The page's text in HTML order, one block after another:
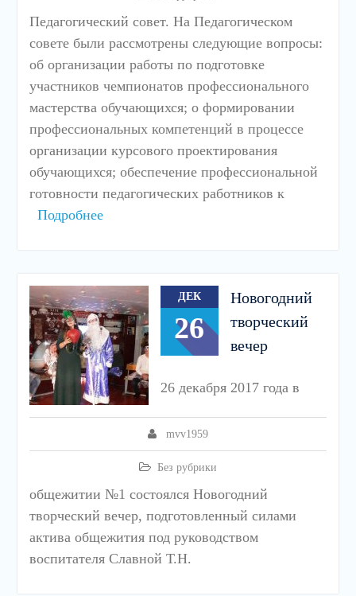
Педагогический совет. На Педагогическом
совете были рассмотрены следующие вопросы:
об организации работы по подготовке
участников чемпионатов профессионального
мастерства обучающихся; о формировании
профессиональных компетенций в процессе
организации курсового проектирования
обучающихся; обеспечение профессиональной
готовности педагогических работников к
Подробнее
ДЕК
26
Новогодний
творческий
вечер
mvv1959
Без рубрики
26 декабря 2017 года в
общежитии №1 состоялся Новогодний
творческий вечер, подготовленный силами
актива общежития под руководством
воспитателя Славной Т.Н.